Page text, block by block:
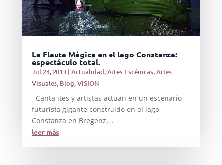
La Flauta Mágica en el lago Constanza:
espectáculo total.
Jul 24, 2013| Actualidad,Artes Escénicas,Artes
Visuales, Blog,VISION
Cantantes y artistas actuan en un escenario
futurista gigante construido en el lago
Constanza en Bregenz,...
leer más